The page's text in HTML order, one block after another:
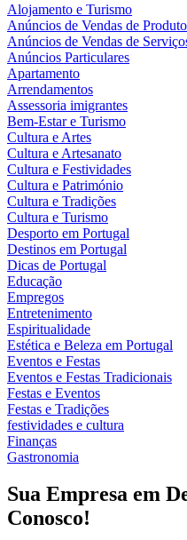
Alojamento e Turismo
Anúncios de Vendas de
Anúncios de Vendas de
Anúncios Particulares
Apartamento
Arrendamentos
Assessoria imigrantes
Bem-Estar e Turismo
Cultura e Artes
Cultura e Artesanato
Cultura e Festividades
Cultura e Património
Cultura e Tradições
Cultura e Turismo
Desporto em Portugal
Destinos em Portugal
Dicas de Portugal
Educação
Empregos
Entretenimento
Espiritualidade
Estética e Beleza em Portugal
Eventos e Festas
Eventos e Festas Tradicionais
Festas e Eventos
Festas e Tradições
festividades e cultura
Finanças
Gastronomia
Sua Empresa em
Conosco!